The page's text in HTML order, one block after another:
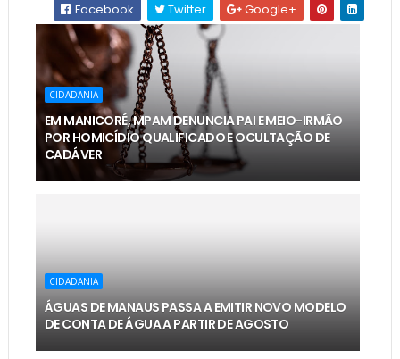
Facebook
Twitter Google+
CIDADANIA
EM MANICORÉ, MPAM DENUNCIA PAI E MEIO-IRMÃO
POR HOMICÍDIO QUALIFICADO E OCULTAÇÃO DE
CADÁVER
CIDADANIA
ÁGUAS DE MANAUS PASSA A EMITIR NOVO MODELO
DE CONTA DE ÁGUA A PARTIR DE AGOSTO